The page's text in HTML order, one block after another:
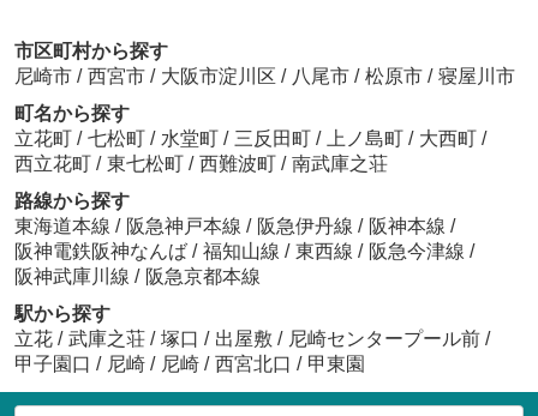
市区町村から探す
尼崎市 / 西宮市 / 大阪市淀川区 / 八尾市 / 松原市 / 寝屋川市
町名から探す
立花町 / 七松町 / 水堂町 / 三反田町 / 上ノ島町 / 大西町 /
西立花町 / 東七松町 / 西難波町 / 南武庫之荘
路線から探す
東海道本線 / 阪急神戸本線 / 阪急伊丹線 / 阪神本線 /
阪神電鉄阪神なんば / 福知山線 / 東西線 / 阪急今津線 /
阪神武庫川線 / 阪急京都本線
駅から探す
立花 / 武庫之荘 / 塚口 / 出屋敷 / 尼崎センタープール前 /
甲子園口 / 尼崎 / 尼崎 / 西宮北口 / 甲東園